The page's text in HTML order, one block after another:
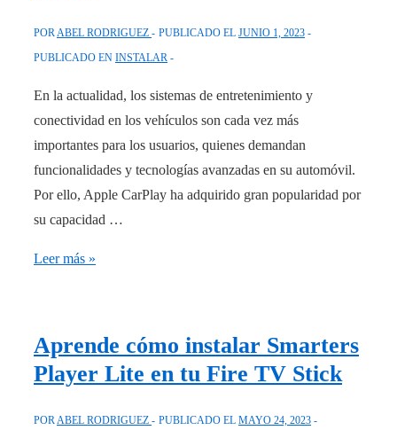
de
la
mejor
transmisión
de
video!
PORABEL RODRIGUEZ PUBLICADO EL JUNIO 1, 2023
PUBLICADO EN INSTALAR
En la actualidad, los sistemas de entretenimiento y
conectividad en los vehículos son cada vez más
importantes para los usuarios, quienes demandan
funcionalidades y tecnologías avanzadas en su automóvil.
Por ello, Apple CarPlay ha adquirido gran popularidad por
su capacidad …
Aprende
CarPlay
en
Leer más »
Aprende cómo instalar Smarters
Player Lite en tu Fire TV Stick
PORABEL RODRIGUEZ PUBLICADO EL MAYO 24, 2023